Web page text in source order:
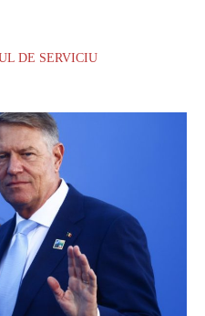
DE SERVICIU